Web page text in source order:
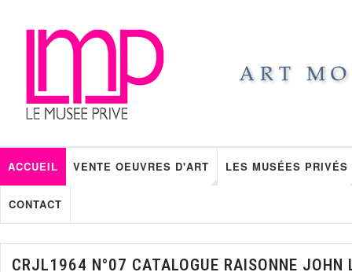
ACCUEIL VENTE OEUVRES D'ART LES MUSÉES PRIVÉS
CONTACT
CRJL1964 N°07 CATALOGUE RAISONNE JOHN